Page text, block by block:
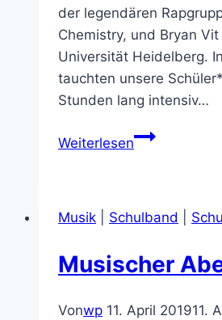
der legendären
Chemistry, und Bryan
Universität Heidelberg.
tauchten unsere
Stunden lang intensiv…
WeiterlesenSchulband
beim
feel.it
Workshop
Musik Schulband
Musischer
Vonwp 11. April 201911.